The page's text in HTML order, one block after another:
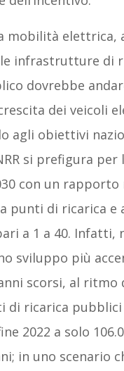
mobilità elettrica,
infrastrutture di
dovrebbe
dei veicoli
agli obiettivi
si prefigura per
con un
punti di ricarica e
a 1 a 40.
sviluppo più
scorsi, al ritmo
di ricarica
2022 a solo
in uno scenario